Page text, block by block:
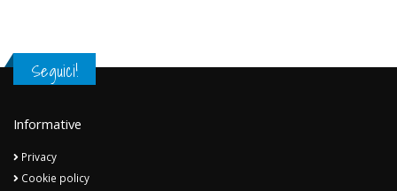
Seguici!
Informative
Privacy
Cookie policy